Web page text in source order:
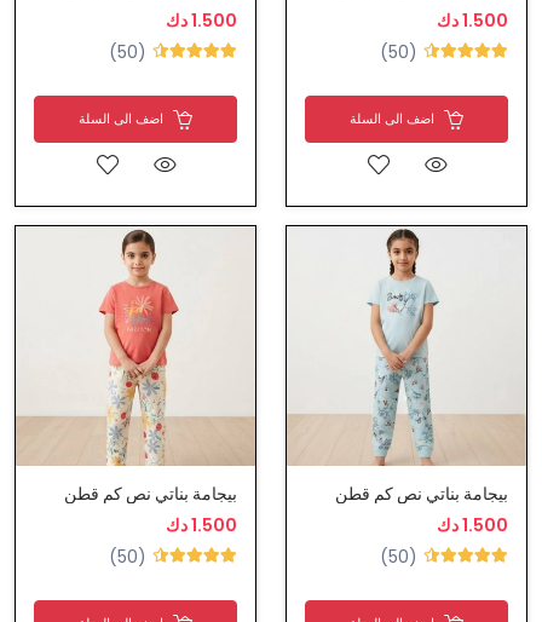
1.500 دك
(50)
اضف الى السلة
1.500 دك
(50)
اضف الى السلة
بيجامة بناتي نص كم قطن
1.500 دك
(50)
بيجامة بناتي نص كم قطن
1.500 دك
(50)